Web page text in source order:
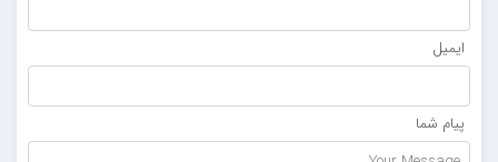
ایمیل
پیام شما